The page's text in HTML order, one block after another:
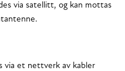
via satellitt, og kan mottas
via et nettverk av kabler